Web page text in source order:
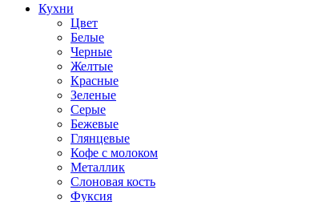
Кухни
Цвет
Белые
Черные
Желтые
Красные
Зеленые
Серые
Бежевые
Глянцевые
Кофе с молоком
Металлик
Слоновая кость
Фуксия